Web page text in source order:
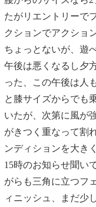
たがリエントリーで
クションでアクショ
ちょっとないが、遊
午後は悪くなるし夕
った、この午後は人
と膝サイズからでも
いたが、次第に風が
がきつく重なって割
ンディションを大き
15時のお知らせ聞い
がらも三角に立つフ
ィニッシュ、まだ少